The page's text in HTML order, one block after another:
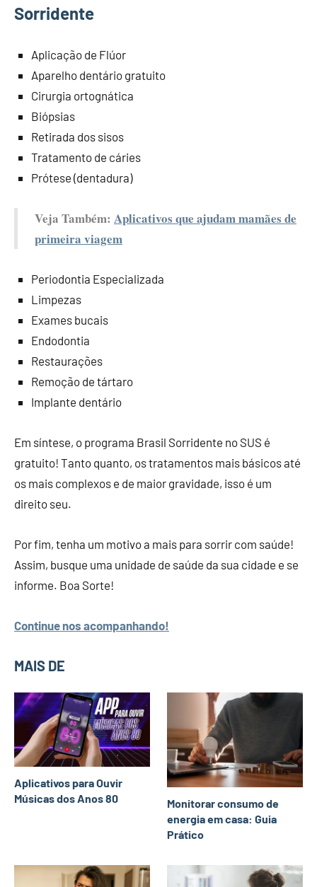
Sorridente
Aplicação de Flúor
Aparelho dentário gratuito
Cirurgia ortognática
Biópsias
Retirada dos sisos
Tratamento de cáries
Prótese (dentadura)
Veja Também: Aplicativos que ajudam mamães de
primeira viagem
Periodontia Especializada
Limpezas
Exames bucais
Endodontia
Restaurações
Remoção de tártaro
Implante dentário
Em síntese, o programa Brasil Sorridente no SUS é
gratuito! Tanto quanto, os tratamentos mais básicos até
os mais complexos e de maior gravidade, isso é um
direito seu.
Por fim, tenha um motivo a mais para sorrir com saúde!
Assim, busque uma unidade de saúde da sua cidade e se
informe. Boa Sorte!
Continue nos acompanhando!
MAIS DE
Aplicativos para Ouvir
Músicas dos Anos 80
Monitorar consumo de
energia em casa: Guia
Prático